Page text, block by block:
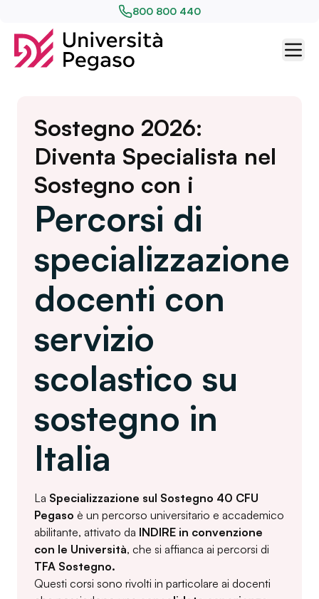
800 800 440
Sostegno 2026:
Diventa Specialista nel
Sostegno con i
Percorsi di
specializzazione
docenti con
servizio
scolastico su
sostegno in
Italia
La Specializzazione sul Sostegno 40 CFU
Pegaso è un percorso universitario e accademico
abilitante, attivato da INDIRE in convenzione
con le Università, che si affianca ai percorsi di
TFA Sostegno.
Questi corsi sono rivolti in particolare ai docenti